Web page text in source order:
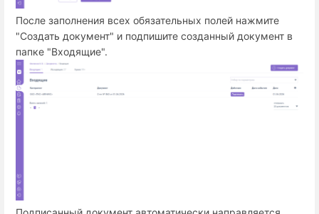
После заполнения всех обязательных полей нажмите
"Создать документ" и подпишите созданный документ в
папке "Входящие".